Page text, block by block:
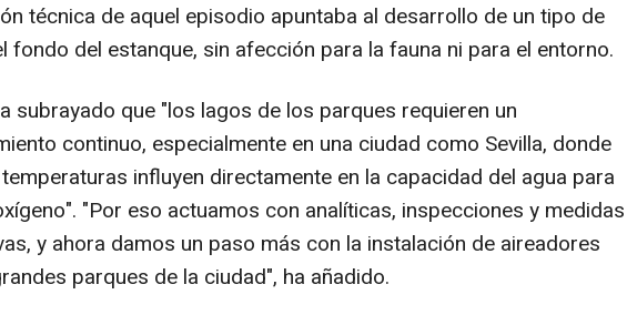
técnica de aquel episodio apuntaba al desarrollo de un tipo de
fondo del estanque, sin afección para la fauna ni para el entorno.
subrayado que "los lagos de los parques requieren un
continuo, especialmente en una ciudad como Sevilla, donde
influyen directamente en la capacidad del agua para
"Por eso actuamos con analíticas, inspecciones y medidas
y ahora damos un paso más con la instalación de aireadores
parques de la ciudad", ha añadido.